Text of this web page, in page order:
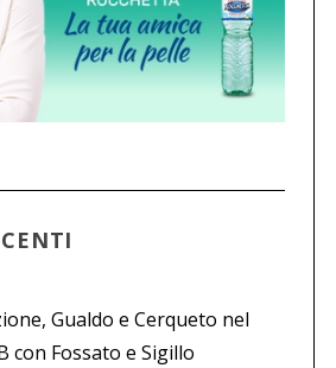
Gualdo e Cerqueto nel
con Fossato e Sigillo